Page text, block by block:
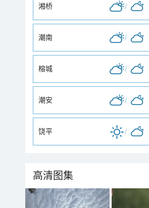
湘桥 /
潮南 /
榕城 /
潮安 /
饶平 /
高清图集